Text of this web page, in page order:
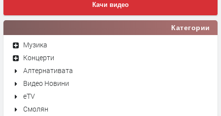
Качи видео
Категории
Музика
Концерти
Алтернативата
Видео Новини
eTV
Смолян